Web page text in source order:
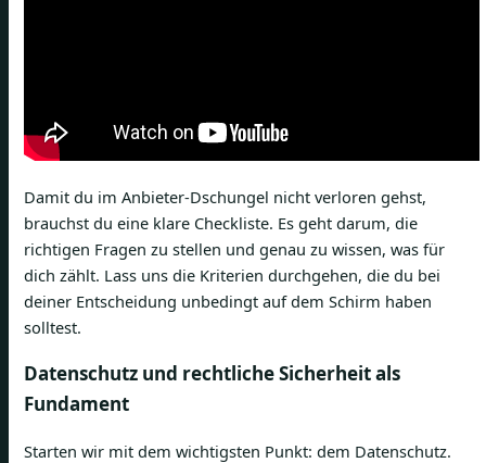
Damit du im Anbieter-Dschungel nicht verloren gehst,
brauchst du eine klare Checkliste. Es geht darum, die
richtigen Fragen zu stellen und genau zu wissen, was für
dich zählt. Lass uns die Kriterien durchgehen, die du bei
deiner Entscheidung unbedingt auf dem Schirm haben
solltest.
Datenschutz und rechtliche Sicherheit als
Fundament
Starten wir mit dem wichtigsten Punkt: dem Datenschutz.